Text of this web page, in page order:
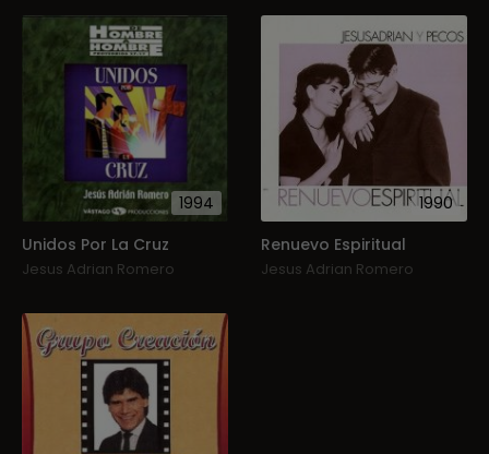
1994
Unidos Por La Cruz
Jesus Adrian Romero
1990
Renuevo Espiritual
Jesus Adrian Romero